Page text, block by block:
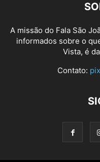
A missão do Fala São
informados sobre o
Vista, é
Contato: